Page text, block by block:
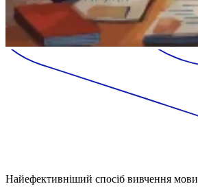
Найефективніший спосіб вивчення мови